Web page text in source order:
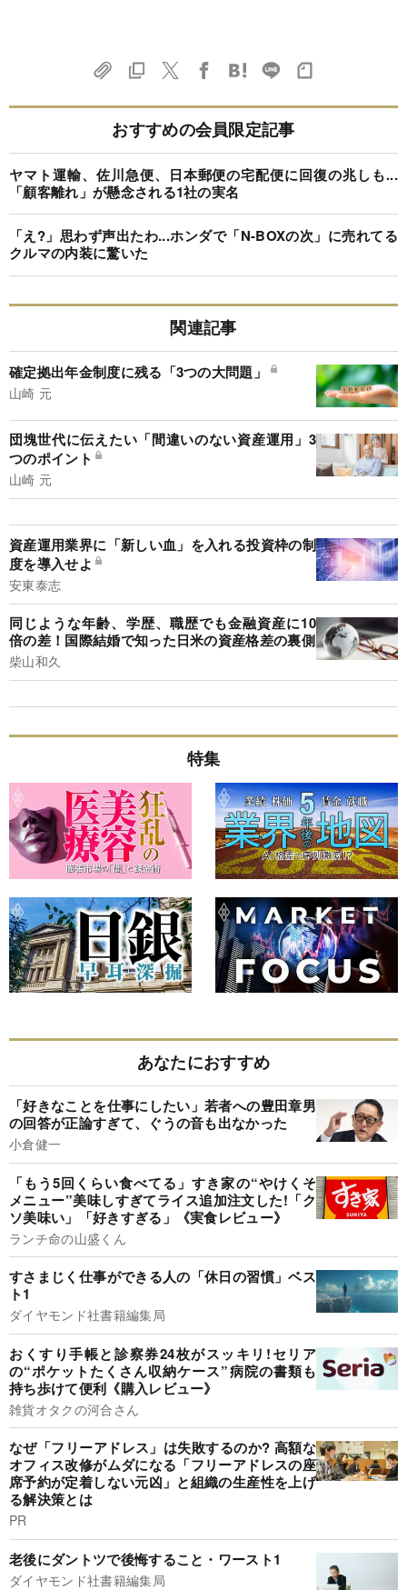
おすすめの会員限定記事
ヤマト運輸、佐川急便、日本郵便の宅配便に回復の兆しも...
「顧客離れ」が懸念される1社の実名
「え?」思わず声出たわ...ホンダで「N-BOXの次」に売れてる
クルマの内装に驚いた
関連記事
確定拠出年金制度に残る「3つの大問題」
山崎 元
団塊世代に伝えたい「間違いのない資産運用」3
つのポイント
山崎 元
資産運用業界に「新しい血」を入れる投資枠の制
度を導入せよ
安東泰志
同じような年齢、学歴、職歴でも金融資産に10
倍の差！国際結婚で知った日米の資産格差の裏側
柴山和久
特集
あなたにおすすめ
「好きなことを仕事にしたい」若者への豊田章男
の回答が正論すぎて、ぐうの音も出なかった
小倉健一
「もう5回くらい食べてる」すき家の“やけくそ
メニュー”美味しすぎてライス追加注文した!「ク
ソ美味い」「好きすぎる」《実食レビュー》
ランチ命の山盛くん
すさまじく仕事ができる人の「休日の習慣」ベス
ト1
ダイヤモンド社書籍編集局
おくすり手帳と診察券24枚がスッキリ!セリア
の“ポケットたくさん収納ケース”病院の書類も
持ち歩けて便利《購入レビュー》
雑貨オタクの河合さん
なぜ「フリーアドレス」は失敗するのか? 高額な
オフィス改修がムダになる「フリーアドレスの座
席予約が定着しない元凶」と組織の生産性を上げ
る解決策とは
PR
老後にダントツで後悔すること・ワースト1
ダイヤモンド社書籍編集局